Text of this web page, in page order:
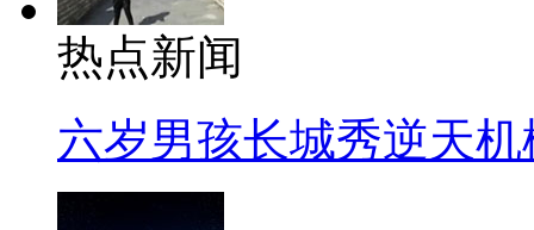
热点新闻
六岁男孩长城秀逆天机